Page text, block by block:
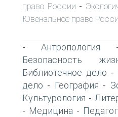
право России -
Ювенальное право
- Антропология
Безопасность
Библиотечное дело -
дело - География -
Культурология -
- Медицина -